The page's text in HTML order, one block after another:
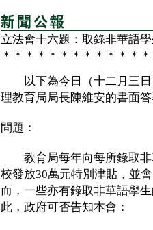
立法會十六題：取錄非華語
＊＊＊＊＊＊＊＊＊＊＊＊
以下為今日（十二月三日
理教育局局長陳維安的書面
問題：
教育局每年向每所錄取非
校發放30萬元特別津貼，並
而，一些亦有錄取非華語學
此，政府可否告知本會：